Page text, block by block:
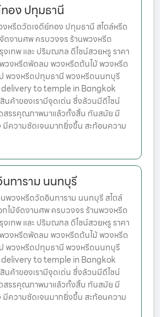
อง ปทุมธานี
หรีดวัดเจดีย์ทอง ปทุมธานี สไตล์หรีด
ดงานศพ ครบวงจร ร้านพวงหรีด
เทพ และ ปริมณฑล ดีไซน์สวยหรู ราคา
วงหรีดพัดลม พวงหรีดต้นไม้ พวงหรีด
ป พวงหรีดปทุมธานี พวงหรีดนนทบุรี
to temple in Bangkok
นค้าของเรามีจุดเด่น ซึ่งล้วนมีดีไซน์
สรรคุณภาพมาแล้วทั้งสิ้น ทันสมัย มี
มีความชัดเจนมากยิ่งขึ้น สะท้อนความ
ทาราม นนทบุรี
พวงหรีดวัดอินทาราม นนทบุรี สไตล์
ไม้จัดงานศพ ครบวงจร ร้านพวงหรีด
เทพ และ ปริมณฑล ดีไซน์สวยหรู ราคา
วงหรีดพัดลม พวงหรีดต้นไม้ พวงหรีด
ป พวงหรีดปทุมธานี พวงหรีดนนทบุรี
to temple in Bangkok
นค้าของเรามีจุดเด่น ซึ่งล้วนมีดีไซน์
สรรคุณภาพมาแล้วทั้งสิ้น ทันสมัย มี
มีความชัดเจนมากยิ่งขึ้น สะท้อนความ